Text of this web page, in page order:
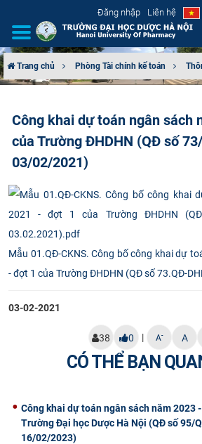
Đăng nhập Liên hệ
CƠ CẤU TỔ CHỨC
TUYỂN SINH
ĐÀO TẠO
ĐẢM BẢO CHẤT LƯỢNG
KHOA HỌC CÔNG NGHỆ
CỰU NGƯỜI HỌC
Trang chủ Phòng Tài chính kế toán
Công khai dự toán ngân sách
của Trường ĐHDHN (QĐ số
03/02/2021)
Mẫu 01.QĐ-CKNS. Công bố công khai dự
- đợt 1 của Trường ĐHDHN (QĐ số 73.QĐ-
03-02-2021
38 0 | A- A
CÓ THỂ BẠN
Công khai dự toán ngân sách năm 2023
Trường Đại học Dược Hà Nội (QĐ số 95/
16/02/2023)